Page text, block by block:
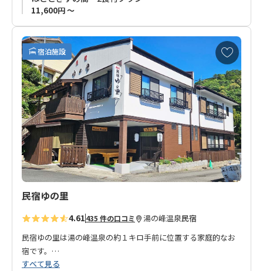
連泊はお受けできません。ご了承ください。
11,600円 ～
宿泊施設
お
気
に
入
り
に
追
加
民宿ゆの里
4.61435 件の口コミ 湯の峰温泉民宿
民宿ゆの里は湯の峰温泉の約１キロ手前に位置する家庭的なお
宿です。
湯の峰温泉の湯元から少し離れていますが、川のせせらぎの中
すべて見る